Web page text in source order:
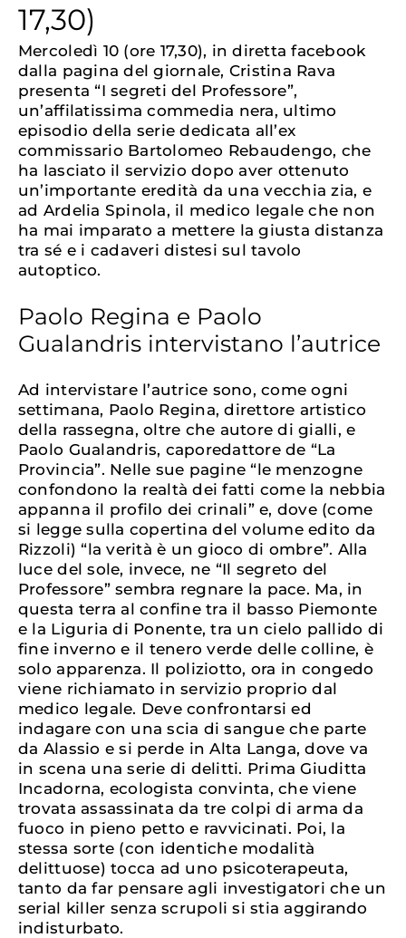
17,30)
Mercoledì 10 (ore 17,30), in diretta facebook
dalla pagina del giornale, Cristina Rava
presenta “I segreti del Professore”,
un’affilatissima commedia nera, ultimo
episodio della serie dedicata all’ex
commissario Bartolomeo Rebaudengo, che
ha lasciato il servizio dopo aver ottenuto
un’importante eredità da una vecchia zia, e
ad Ardelia Spinola, il medico legale che non
ha mai imparato a mettere la giusta distanza
tra sé e i cadaveri distesi sul tavolo
autoptico.
Paolo Regina e Paolo
Gualandris intervistano l’autrice
Ad intervistare l’autrice sono, come ogni
settimana, Paolo Regina, direttore artistico
della rassegna, oltre che autore di gialli, e
Paolo Gualandris, caporedattore de “La
Provincia”. Nelle sue pagine “le menzogne
confondono la realtà dei fatti come la nebbia
appanna il profilo dei crinali” e, dove (come
si legge sulla copertina del volume edito da
Rizzoli) “la verità è un gioco di ombre”. Alla
luce del sole, invece, ne “Il segreto del
Professore” sembra regnare la pace. Ma, in
questa terra al confine tra il basso Piemonte
e la Liguria di Ponente, tra un cielo pallido di
fine inverno e il tenero verde delle colline, è
solo apparenza. Il poliziotto, ora in congedo
viene richiamato in servizio proprio dal
medico legale. Deve confrontarsi ed
indagare con una scia di sangue che parte
da Alassio e si perde in Alta Langa, dove va
in scena una serie di delitti. Prima Giuditta
Incadorna, ecologista convinta, che viene
trovata assassinata da tre colpi di arma da
fuoco in pieno petto e ravvicinati. Poi, la
stessa sorte (con identiche modalità
delittuose) tocca ad uno psicoterapeuta,
tanto da far pensare agli investigatori che un
serial killer senza scrupoli si stia aggirando
indisturbato.